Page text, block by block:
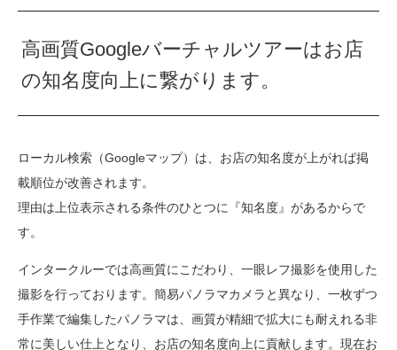
高画質Googleバーチャルツアーはお店
の知名度向上に繋がります。
ローカル検索（Googleマップ）は、お店の知名度が上がれば掲
載順位が改善されます。
理由は上位表示される条件のひとつに『知名度』があるからで
す。
インタークルーでは高画質にこだわり、一眼レフ撮影を使用した
撮影を行っております。簡易パノラマカメラと異なり、一枚ずつ
手作業で編集したパノラマは、画質が精細で拡大にも耐えれる非
常に美しい仕上となり、お店の知名度向上に貢献します。現在お